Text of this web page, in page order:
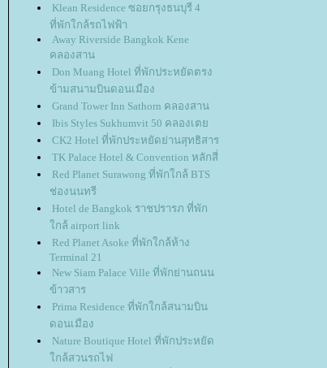
Klean Residence ซอยกรุงธนบุรี 4
ที่พักใกล้รถไฟฟ้า
Away Riverside Bangkok Kene
คลองสาน
Don Muang Hotel ที่พักประหยัดตรง
ข้ามสนามบินดอนเมือง
Grand Tower Inn Sathorn คลองสาน
Ibis Styles Sukhumvit 50 คลองเต
CK2 Hotel ที่พักประหยัดย่านสุทธิสาร
TK Palace Hotel & Convention หลักสี่
Red Planet Surawong ที่พักใกล้ BTS
ช่องนนทรี
Hotel de Bangkok ราชปรารภ ที่พัก
กล้ airport link
Red Planet Asoke ที่พักใกล้ห้าง
Terminal 21
New Siam Palace Ville ที่พักย่านถนน
ข้าวสาร
Prima Residence ที่พักใกล้สนามบิน
ดอนเมือง
Nature Boutique Hotel ที่พักประหยัด
กล้สวนรถไฟ